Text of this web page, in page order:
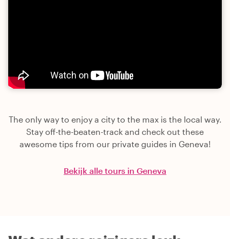
The only way to enjoy a city to the max is the local way.
Stay off-the-beaten-track and check out these
awesome tips from our private guides in Geneva!
Bekijk alle tours in Geneva